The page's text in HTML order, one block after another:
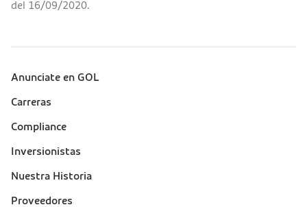
del 16/09/2020.
Sobre a Gol (footer)
Anunciate en GOL
Carreras
Compliance
Inversionistas
Nuestra Historia
Proveedores